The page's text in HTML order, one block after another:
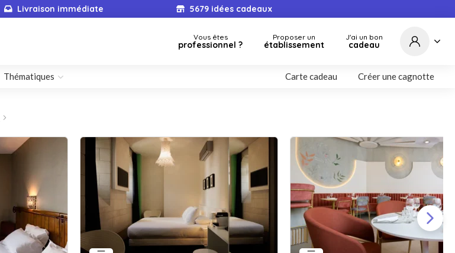
Livraison immédiate 5679 idées cadeaux
Vous êtes
professionnel ?
Proposer un
établissement
J'ai un bon
cadeau
Thématiques Carte cadeau Créer une cagnotte